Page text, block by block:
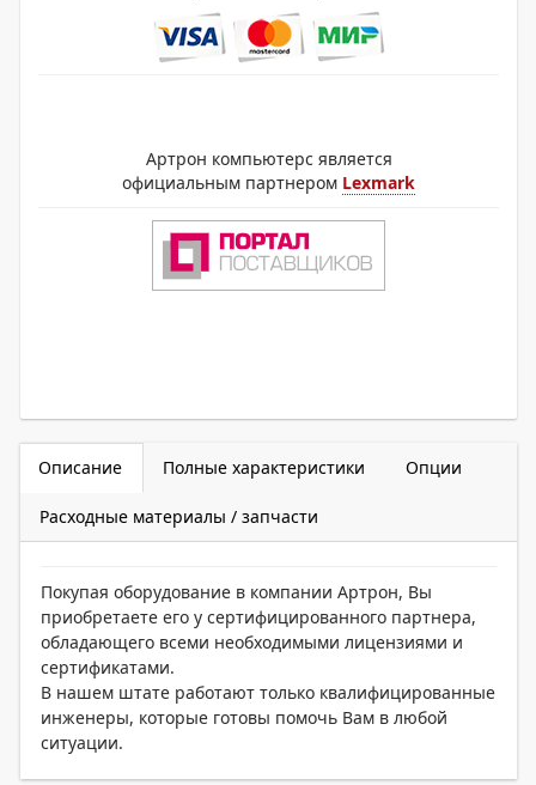
Артрон компьютерс является
официальным партнером Lexmark
Описание Полные характеристики Опции
Расходные материалы / запчасти
Покупая оборудование в компании Артрон, Вы
приобретаете его у сертифицированного партнера,
обладающего всеми необходимыми лицензиями и
сертификатами.
В нашем штате работают только квалифицированные
инженеры, которые готовы помочь Вам в любой
ситуации.